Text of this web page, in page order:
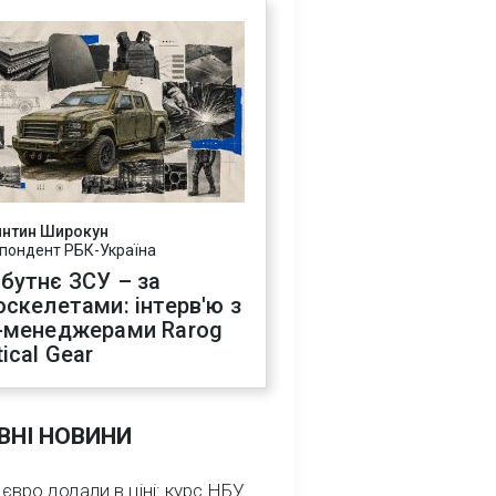
Широкун
РБК-Україна
ЗСУ – за
інтерв'ю з
Rarog
Gear
НОВИНИ
додали в ціні: курс НБУ